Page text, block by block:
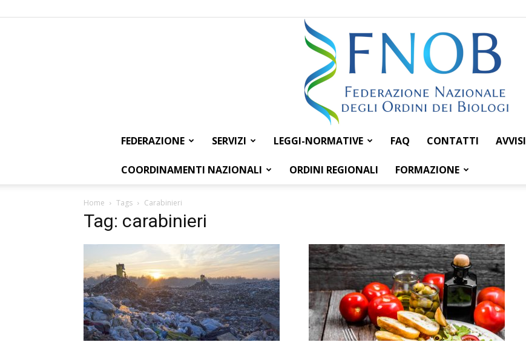
Federazione
Nazionale
degli
FEDERAZIONE SERVIZI LEGGI-NORMATIVE FAQ CONTATTI AVVISI
COORDINAMENTI NAZIONALI ORDINI REGIONALI FORMAZIONE
Home Tags Carabinieri
Tag: carabinieri